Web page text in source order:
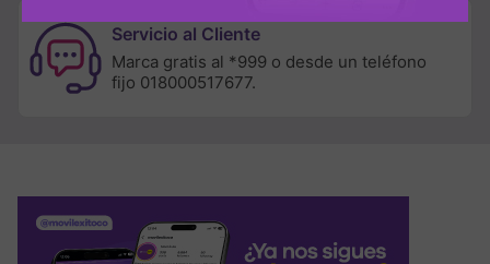
Servicio al Cliente
Marca gratis al *999 o desde un teléfono
fijo 018000517677.